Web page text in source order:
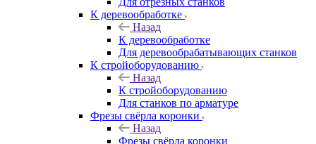
К деревообработке
Назад
К деревообработке
Для деревообрабатывающих станков
К стройоборудованию
Назад
К стройоборудованию
Для станков по арматуре
Фрезы свёрла коронки
Назад
Фрезы свёрла коронки